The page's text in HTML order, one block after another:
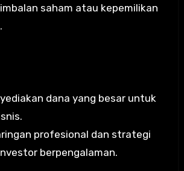
saham atau kepemilikan
dana yang besar untuk
profesional dan strategi
berpengalaman.